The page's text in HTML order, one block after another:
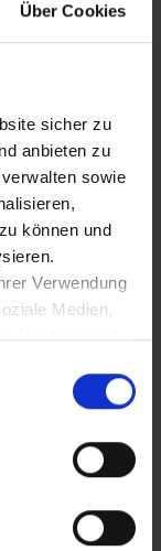
Über Cookies
sicher zu
anbieten zu
sowie
können und
Verwendung
Medien,
Ländern sind,
uU nicht
führen
Daten
oder die
auf